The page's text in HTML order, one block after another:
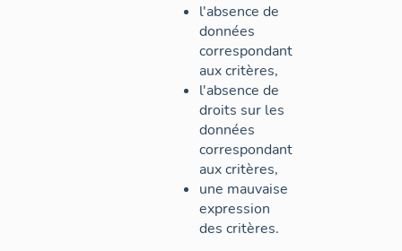
l'absence de
données
correspondant
aux critères,
l'absence de
droits sur les
données
correspondant
aux critères,
une mauvaise
expression
des critères.